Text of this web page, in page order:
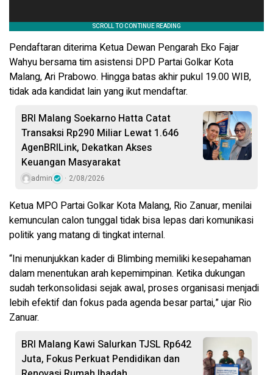
Pendaftaran diterima Ketua Dewan Pengarah Eko Fajar
Wahyu bersama tim asistensi DPD Partai Golkar Kota
Malang, Ari Prabowo. Hingga batas akhir pukul 19.00 WIB,
tidak ada kandidat lain yang ikut mendaftar.
BRI Malang Soekarno Hatta Catat
Transaksi Rp290 Miliar Lewat 1.646
AgenBRILink, Dekatkan Akses
Keuangan Masyarakat
admin 2/08/2026
Ketua MPO Partai Golkar Kota Malang, Rio Zanuar, menilai
kemunculan calon tunggal tidak bisa lepas dari komunikasi
politik yang matang di tingkat internal.
“Ini menunjukkan kader di Blimbing memiliki kesepahaman
dalam menentukan arah kepemimpinan. Ketika dukungan
sudah terkonsolidasi sejak awal, proses organisasi menjadi
lebih efektif dan fokus pada agenda besar partai,” ujar Rio
Zanuar.
BRI Malang Kawi Salurkan TJSL Rp642
Juta, Fokus Perkuat Pendidikan dan